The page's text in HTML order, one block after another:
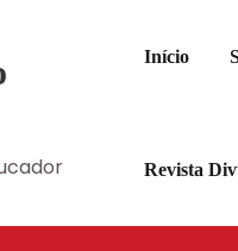
Início
Revista